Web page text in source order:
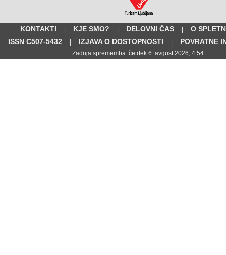
KONTAKTI | KJE SMO? | DELOVNI ČAS |
O
ISSN C507-5432
| IZJAVA O DOSTOPNOSTI | POVRATNE
Zadnja sprememba: četrtek 6. avgust 2026, 4:54.